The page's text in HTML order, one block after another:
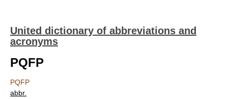
United dictionary of abbreviations and
acronyms
PQFP
PQFP
abbr.